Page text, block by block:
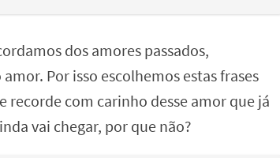
dos amores passados,
Por isso escolhemos estas frases
recorde com carinho desse amor que já
vai chegar, por que não?